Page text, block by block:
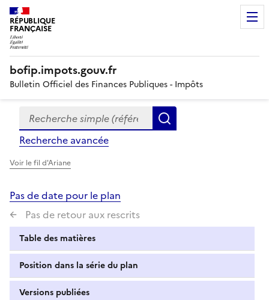
RÉPUBLIQUE
FRANÇAISE
bofip.impots.gouv.fr
Bulletin Officiel des Finances Publiques - Impôts
Formulaire
de
recherche
Recherche simple (références, mots clés, partie du
Recherche avancée
Voir le fil d'Ariane
Pas de date pour le plan
Pas de retour aux rescrits
Table des matières
Position dans la série du plan
Versions publiées